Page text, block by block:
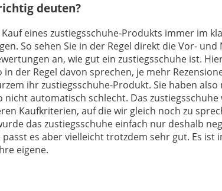
deuten?
eines zustiegsschuhe-Produkts immer im
So sehen Sie in der Regel direkt die Vor-
an, wie gut ein zustiegsschuhe ist.
der Regel davon sprechen, je mehr
ihr zustiegsschuhe-Produkt. Sie haben
automatisch schlecht. Das
Kaufkriterien, auf die wir gleich noch zu
das zustiegsschuhe einfach nur deshalb
es aber vielleicht trotzdem sehr gut. Es ist
eigene.